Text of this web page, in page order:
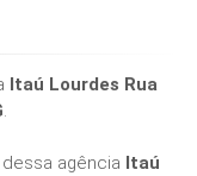
Itaú Lourdes Rua
.
agência Itaú